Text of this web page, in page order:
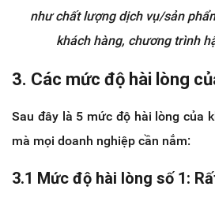
như chất lượng dịch vụ/sản
khách hàng, chương trình
3. Các mức độ hài lòng
Sau đây là 5 mức độ hài lòng của
mà mọi doanh nghiệp cần nắm:
3.1 Mức độ hài lòng số 1: